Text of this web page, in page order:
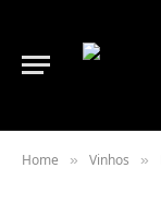
Home » Vinhos »